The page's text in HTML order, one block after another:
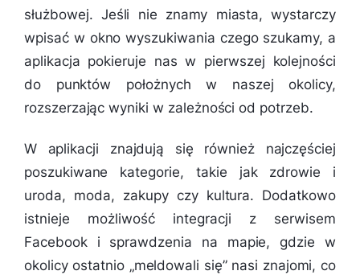
służbowej. Jeśli nie znamy miasta, wystarczy
wpisać w okno wyszukiwania czego szukamy, a
aplikacja pokieruje nas w pierwszej kolejności
do punktów położnych w naszej okolicy,
rozszerzając wyniki w zależności od potrzeb.
W aplikacji znajdują się również najczęściej
poszukiwane kategorie, takie jak zdrowie i
uroda, moda, zakupy czy kultura. Dodatkowo
istnieje możliwość integracji z serwisem
Facebook i sprawdzenia na mapie, gdzie w
okolicy ostatnio „meldowali się” nasi znajomi, co